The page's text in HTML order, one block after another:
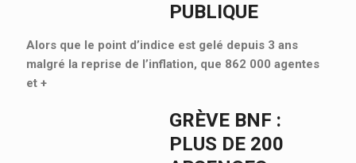
PUBLIQUE
Alors que le point d’indice est gelé depuis 3 ans
malgré la reprise de l’inflation, que 862 000 agentes
et +
GRÈVE BNF :
PLUS DE 200